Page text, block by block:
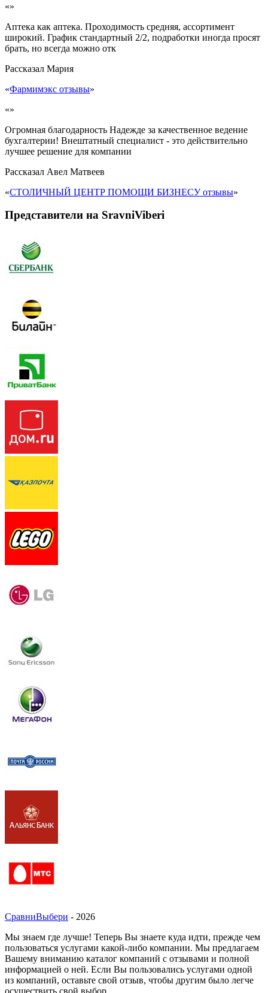
«»
Аптека как аптека. Проходимость средняя, ассортимент
широкий. График стандартный 2/2, подработки иногда просят
брать, но всегда можно отк
Рассказал Мария
«Фармимэкс отзывы»
«»
Огромная благодарность Надежде за качественное ведение
бухгалтерии! Внештатный специалист - это действительно
лучшее решение для компании
Рассказал Авел Матвеев
«СТОЛИЧНЫЙ ЦЕНТР ПОМОЩИ БИЗНЕСУ отзывы»
Представители на SravniViberi
СравниВыбери - 2026
Мы знаем где лучше! Теперь Вы знаете куда идти, прежде чем
пользоваться услугами какой-либо компании. Мы предлагаем
Вашему вниманию каталог компаний с отзывами и полной
информацией о ней. Если Вы пользовались услугами одной
из компаний, оставьте свой отзыв, чтобы другим было легче
осуществить свой выбор